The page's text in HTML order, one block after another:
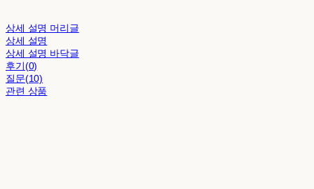
상세 설명 머리글
상세 설명
상세 설명 바닥글
후기(0)
질문(10)
관련 상품